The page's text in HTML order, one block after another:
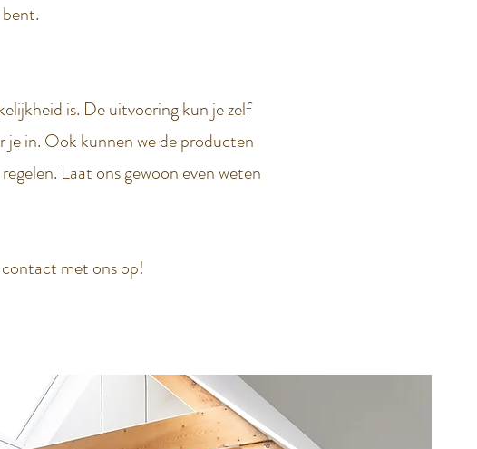
is. De uitvoering kun je zelf
je in. Ook kunnen we de producten
Laat ons gewoon even weten
met ons op!